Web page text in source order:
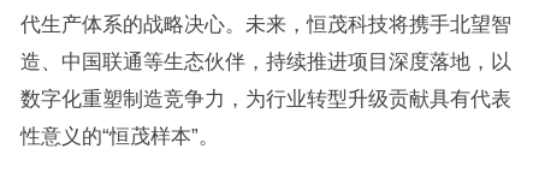
代生产体系的战略决心。未来，恒茂科技将携手北望智
造、中国联通等生态伙伴，持续推进项目深度落地，以
数字化重塑制造竞争力，为行业转型升级贡献具有代表
性意义的“恒茂样本”。